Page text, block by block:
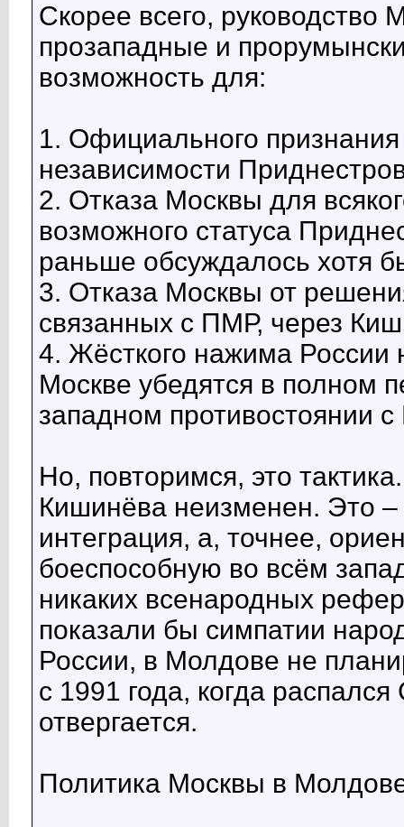
Скорее всего,
прозападные и
возможность для:
1. Официального
независимости
2. Отказа Москвы для
возможного статуса
раньше обсуждалось хотя
3. Отказа Москвы от
связанных с ПМР, через
4. Жёсткого нажима России
Москве убедятся в полном
западном противостоянии с
Но, повторимся, это
Кишинёва неизменен. Это –
интеграция, а, точнее,
боеспособную во всём
никаких всенародных
показали бы симпатии
России, в Молдове не
с 1991 года, когда
отвергается.
Политика Москвы в